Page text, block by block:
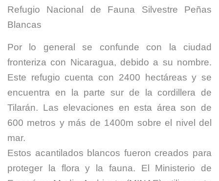
Refugio Nacional de Fauna Silvestre Peñas
Blancas
Por lo general se confunde con la ciudad
fronteriza con Nicaragua, debido a su nombre.
Este refugio cuenta con 2400 hectáreas y se
encuentra en la parte sur de la cordillera de
Tilarán. Las elevaciones en esta área son de
600 metros y más de 1400m sobre el nivel del
mar.
Estos acantilados blancos fueron creados para
proteger la flora y la fauna. El Ministerio de